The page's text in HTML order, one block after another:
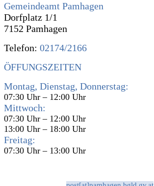
Gemeindeamt Pamhagen
Dorfplatz 1/1
7152 Pamhagen
Telefon: 02174/2166
ÖFFUNGSZEITEN
Montag, Dienstag, Donnerstag:
07:30 Uhr – 12:00 Uhr
Mittwoch:
07:30 Uhr – 12:00 Uhr
13:00 Uhr – 18:00 Uhr
Freitag:
07:30 Uhr – 13:00 Uhr